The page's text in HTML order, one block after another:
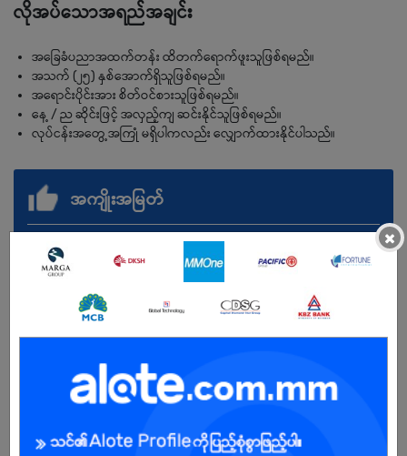
လိုအပ်သောအရည်အချင်း
အခြေခံပညာအထက်တန်း ထိတက်ရောက်ဖူးသူဖြစ်ရမည်။
အသက် (၂၅) နှစ်အောက်ရှိသူဖြစ်ရမည်။
အရောင်းပိုင်းအား စိတ်ဝင်စားသူဖြစ်ရမည်။
နေ့ / ည ဆိုင်းဖြင့် အလှည့်ကျ ဆင်းနိုင်သူဖြစ်ရမည်။
လုပ်ငန်းအတွေ့အကြုံ မရှိပါကလည်း လျှောက်ထားနိုင်ပါသည်။
အကျိုးအမြတ်
ပိတ်ရက် - တစ်ပတ် (၁) ရက်
×